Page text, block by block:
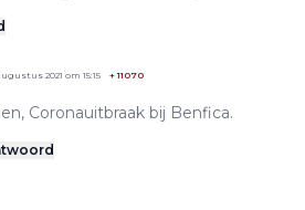
2021 om 15:15 +11070
Coronauitbraak bij Benfica.